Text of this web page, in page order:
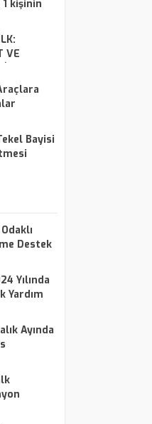
kişinin
VE
Bayisi
Destek
Yılında
Yardım
Ayında